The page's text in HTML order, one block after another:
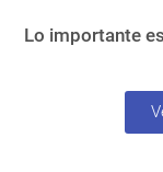
Lo importante